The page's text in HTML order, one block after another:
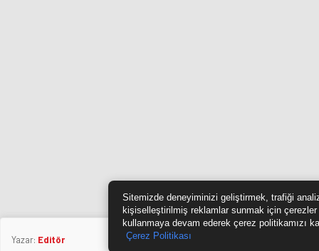
Yazar: Editör
Sitemizde deneyiminizi geliştirmek, trafiği
kişiselleştirilmiş reklamlar sunmak için
kullanmaya devam ederek çerez politikamızı
Çerez Politikası